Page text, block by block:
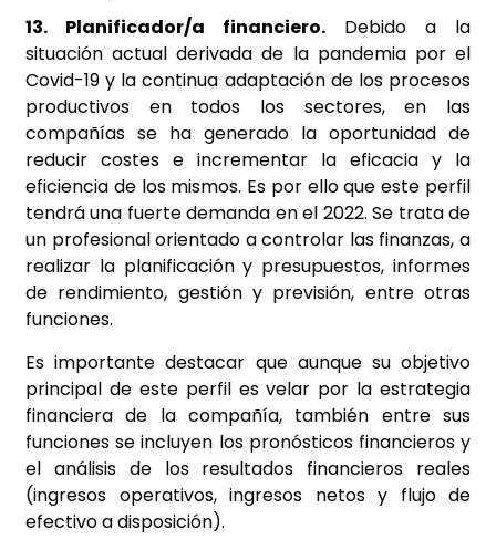
13. Planificador/a financiero. Debido a la
situación actual derivada de la pandemia por el
Covid-19 y la continua adaptación de los procesos
productivos en todos los sectores, en las
compañías se ha generado la oportunidad de
reducir costes e incrementar la eficacia y la
eficiencia de los mismos. Es por ello que este perfil
tendrá una fuerte demanda en el 2022. Se trata de
un profesional orientado a controlar las finanzas, a
realizar la planificación y presupuestos, informes
de rendimiento, gestión y previsión, entre otras
funciones.
Es importante destacar que aunque su objetivo
principal de este perfil es velar por la estrategia
financiera de la compañía, también entre sus
funciones se incluyen los pronósticos financieros y
el análisis de los resultados financieros reales
(ingresos operativos, ingresos netos y flujo de
efectivo a disposición).